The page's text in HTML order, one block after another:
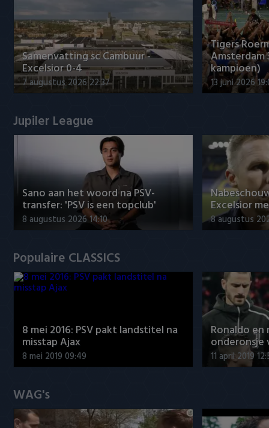
Samenvatting sc Cambuur -
Excelsior 0-4
7 augustus 2026 22:37
Tigers
Amsterdam
kampioen)
13 juni 2026
Jupiler League
Sano aan het woord na PSV-
transfer: 'PSV is een topclub'
8 augustus 2026 14:10
Excelsior
8 augustus
Populaire CLASSICS
8 mei 2016: PSV pakt landstitel na
misstap Ajax
8 mei 2019 09:49
Ronaldo
onderonsje
11 april 2019
WAG's